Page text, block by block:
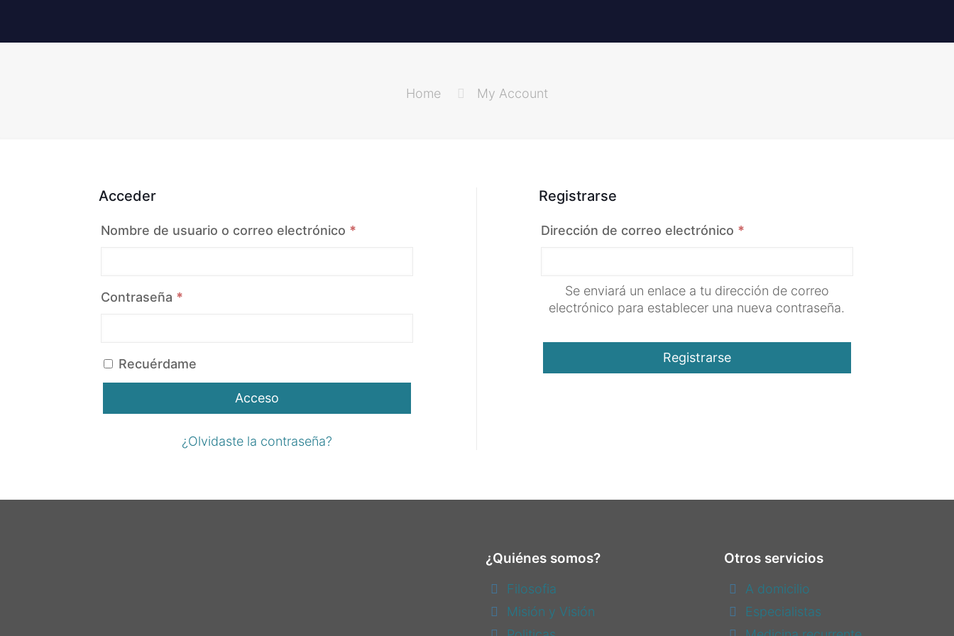
Home My Account
Acceder
Nombre de usuario o correo electrónico *Obligatorio
Contraseña *Obligatorio
Recuérdame
Acceso
¿Olvidaste la contraseña?
Registrarse
Dirección de correo electrónico *Obligatorio
Se enviará un enlace a tu dirección de correo
electrónico para establecer una nueva contraseña.
Registrarse
¿Quiénes somos?
Filosofia
Misión y Visión
Otros servicios
A domicilio
Especialistas